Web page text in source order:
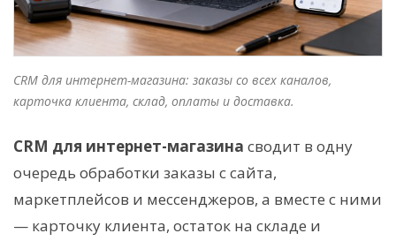
CRM для интернет-магазина: заказы со всех каналов,
карточка клиента, склад, оплаты и доставка.
CRM для интернет-магазина сводит в одну
очередь обработки заказы с сайта,
маркетплейсов и мессенджеров, а вместе с ними
— карточку клиента, остаток на складе и